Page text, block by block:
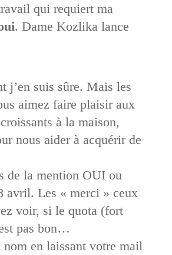
qui requiert ma
. Dame Kozlika lance
j’en suis sûre. Mais les
aimez faire plaisir aux
à la maison,
nous aider à acquérir de
de la mention OUI ou
avril. Les « merci » ceux
voir, si le quota (fort
pas bon…
en laissant votre mail